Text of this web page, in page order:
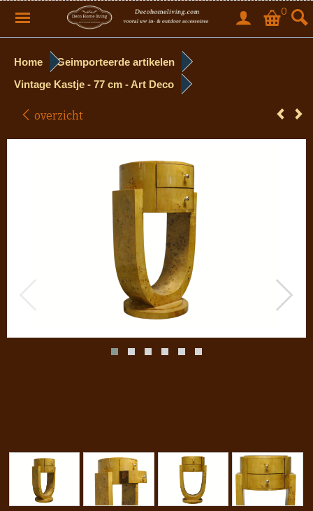
0
Home
Geimporteerde artikelen
Vintage Kastje - 77 cm - Art Deco
overzicht